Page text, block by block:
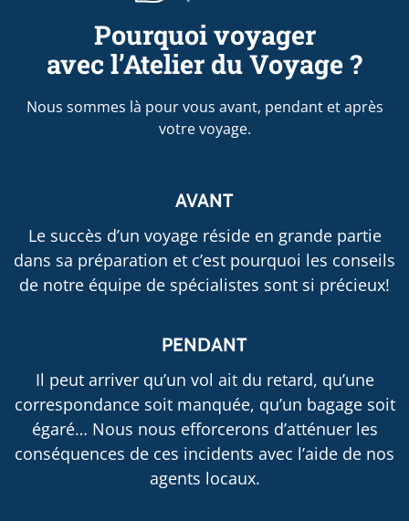
Pourquoi voyager
avec l’Atelier du Voyage ?
Nous sommes là pour vous avant, pendant et après
votre voyage.
AVANT
Le succès d’un voyage réside en grande partie
dans sa préparation et c’est pourquoi les conseils
de notre équipe de spécialistes sont si précieux!
PENDANT
Il peut arriver qu’un vol ait du retard, qu’une
correspondance soit manquée, qu’un bagage soit
égaré… Nous nous efforcerons d’atténuer les
conséquences de ces incidents avec l’aide de nos
agents locaux.